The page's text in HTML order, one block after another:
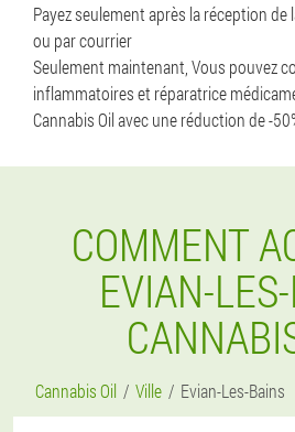
Payez seulement après la réception
ou par courrier
Seulement maintenant, Vous pouvez
inflammatoires et réparatrice
Cannabis Oil avec une réduction de -
COMMENT
EVIAN-
Cannabis Oil Ville Evian-Les-Bains